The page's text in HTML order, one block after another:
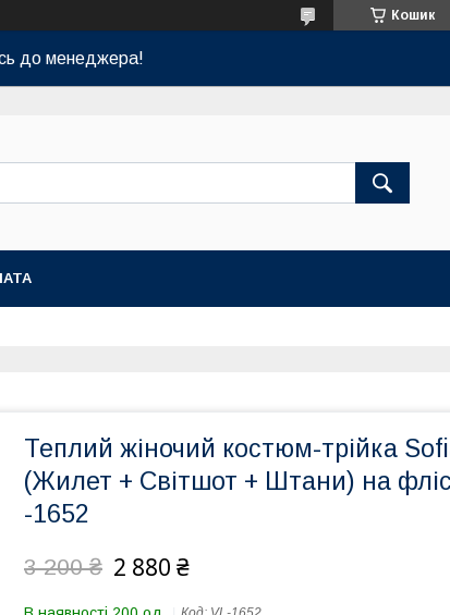
Кошик
до менеджера!
Теплий жіночий костюм-трійка
(Жилет + Світшот + Штани) на
-1652
3 200 ₴ 2 880 ₴